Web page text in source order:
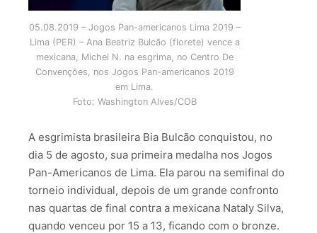
05.08.2019 – Jogos Pan-americanos Lima 2019 –
Lima (PER) – Ana Beatriz Bulcão (florete) vence a
mexicana, Michel N. na esgrima, no Centro De
Convenções, nos Jogos Pan-americanos 2019
em Lima.
Foto: Washington Alves/COB
A esgrimista brasileira Bia Bulcão conquistou, no
dia 5 de agosto, sua primeira medalha nos Jogos
Pan-Americanos de Lima. Ela parou na semifinal do
torneio individual, depois de um grande confronto
nas quartas de final contra a mexicana Nataly Silva,
quando venceu por 15 a 13, ficando com o bronze.